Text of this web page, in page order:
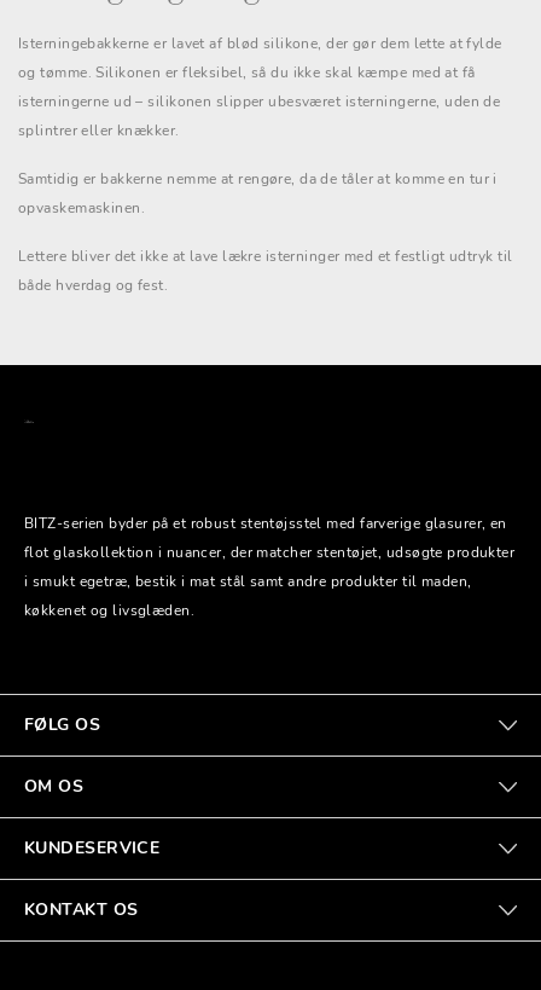
Isterningebakkerne er lavet af blød silikone, der gør dem lette at fylde
og tømme. Silikonen er fleksibel, så du ikke skal kæmpe med at få
isterningerne ud – silikonen slipper ubesværet isterningerne, uden de
splintrer eller knækker.
Samtidig er bakkerne nemme at rengøre, da de tåler at komme en tur i
opvaskemaskinen.
Lettere bliver det ikke at lave lækre isterninger med et festligt udtryk til
både hverdag og fest.
BITZ-serien byder på et robust stentøjsstel med farverige glasurer, en
flot glaskollektion i nuancer, der matcher stentøjet, udsøgte produkter
i smukt egetræ, bestik i mat stål samt andre produkter til maden,
køkkenet og livsglæden.
FØLG OS
OM OS
KUNDESERVICE
KONTAKT OS